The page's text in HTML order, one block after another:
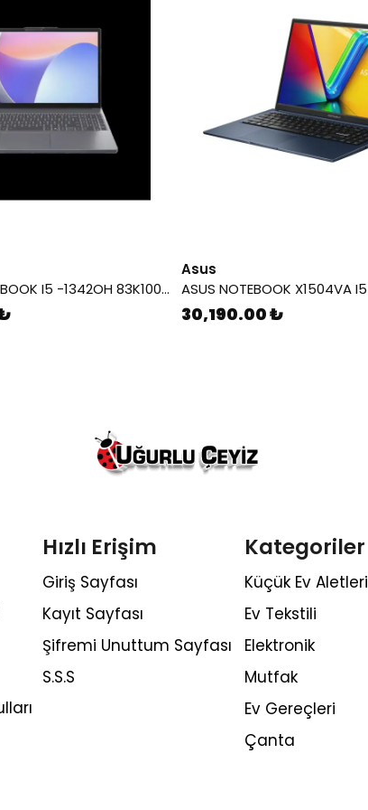
LENOVO NOTEBOOK I5 -1342OH 83K10016TR 8/512 SSD
Asus
30,190.00 ₺
Hızlı Erişim
Giriş Sayfası
Kayıt Sayfası
Şifremi Unuttum Sayfası
S.S.S
Kategoriler
Küçük Ev Aletleri
Ev Tekstili
Elektronik
Mutfak
Ev Gereçleri
Çanta